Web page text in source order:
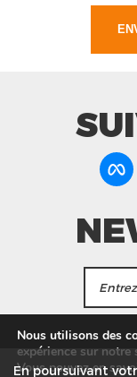
En poursuivant
Nous utilisons des
expérience sur notre
Vous pouvez en